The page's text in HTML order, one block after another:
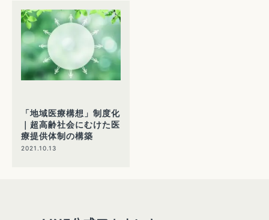
「地域医療構想」制度化
｜超高齢社会にむけた医
療提供体制の構築
2021.10.13